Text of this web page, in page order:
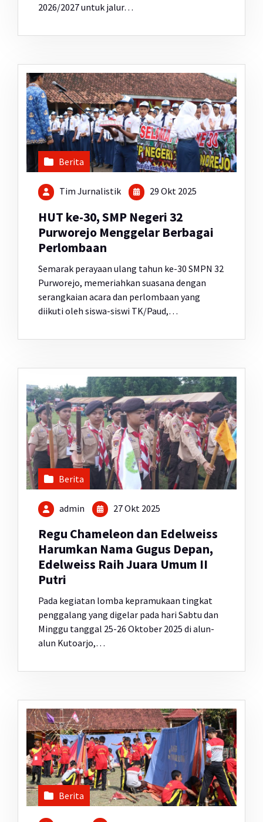
2026/2027 untuk jalur…
Berita
Tim Jurnalistik 29 Okt 2025
HUT ke-30, SMP Negeri 32
Purworejo Menggelar Berbagai
Perlombaan
Semarak perayaan ulang tahun ke-30 SMPN 32
Purworejo, memeriahkan suasana dengan
serangkaian acara dan perlombaan yang
diikuti oleh siswa-siswi TK/Paud,…
Berita
admin 27 Okt 2025
Regu Chameleon dan Edelweiss
Harumkan Nama Gugus Depan,
Edelweiss Raih Juara Umum II
Putri
Pada kegiatan lomba kepramukaan tingkat
penggalang yang digelar pada hari Sabtu dan
Minggu tanggal 25-26 Oktober 2025 di alun-
alun Kutoarjo,…
Berita